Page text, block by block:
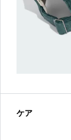
ケア